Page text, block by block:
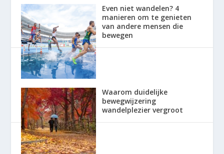
Even niet wandelen? 4
manieren om te genieten
van andere mensen die
bewegen
Waarom duidelijke
bewegwijzering
wandelplezier vergroot